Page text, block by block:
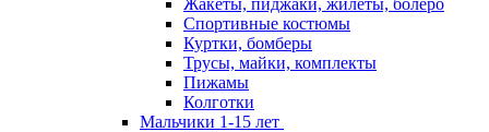
Жакеты, пиджаки, жилеты, болеро
Спортивные костюмы
Куртки, бомберы
Трусы, майки, комплекты
Пижамы
Колготки
Мальчики 1-15 лет